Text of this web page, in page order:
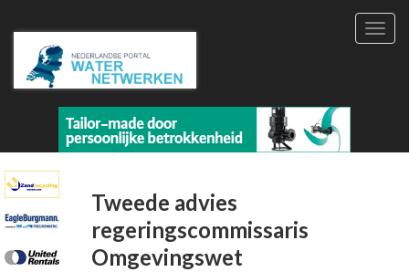
Tweede advies
regeringscommissaris
Omgevingswet